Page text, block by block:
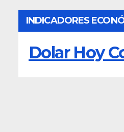
INDICADORES
Dolar Hoy